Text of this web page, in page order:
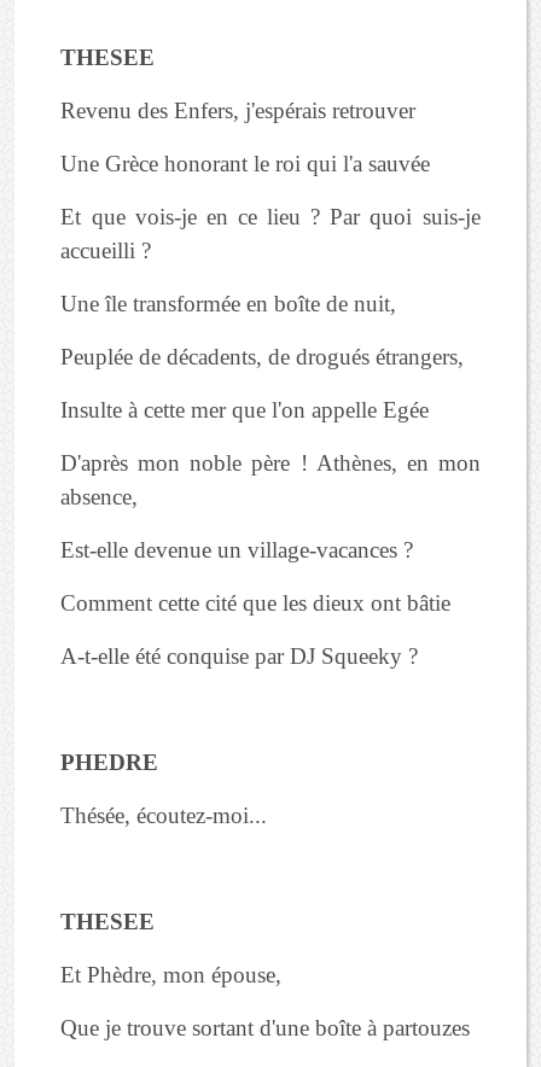
THESEE
Revenu des Enfers, j'espérais retrouver
Une Grèce honorant le roi qui l'a sauvée
Et que vois-je en ce lieu ? Par quoi suis-je
accueilli ?
Une île transformée en boîte de nuit,
Peuplée de décadents, de drogués étrangers,
Insulte à cette mer que l'on appelle Egée
D'après mon noble père ! Athènes, en mon
absence,
Est-elle devenue un village-vacances ?
Comment cette cité que les dieux ont bâtie
A-t-elle été conquise par DJ Squeeky ?
PHEDRE
Thésée, écoutez-moi...
THESEE
Et Phèdre, mon épouse,
Que je trouve sortant d'une boîte à partouzes